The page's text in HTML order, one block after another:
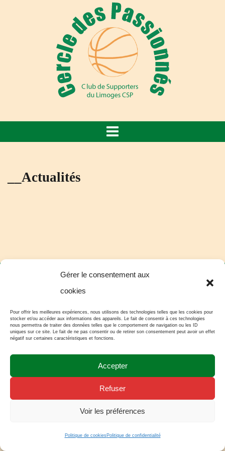
Gérer le consentement aux
cookies
Pour offrir les meilleures expériences, nous utilisons des technologies telles que les cookies pour
stocker et/ou accéder aux informations des appareils. Le fait de consentir à ces technologies
nous permettra de traiter des données telles que le comportement de navigation ou les ID
uniques sur ce site. Le fait de ne pas consentir ou de retirer son consentement peut avoir un effet
négatif sur certaines caractéristiques et fonctions.
Accepter
Refuser
Voir les préférences
Politique de cookiesPolitique de confidentialité
__Actualités
Réalisation "Cercle des passionnés" - Mentions légales